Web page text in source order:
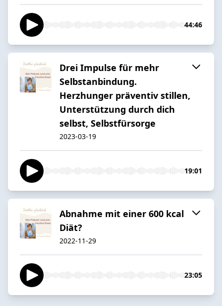
44:46
Drei Impulse für mehr
Selbstanbindung.
Herzhunger präventiv stillen,
Unterstützung durch dich
selbst, Selbstfürsorge
2023-03-19
19:01
Abnahme mit einer 600 kcal
Diät?
2022-11-29
23:05